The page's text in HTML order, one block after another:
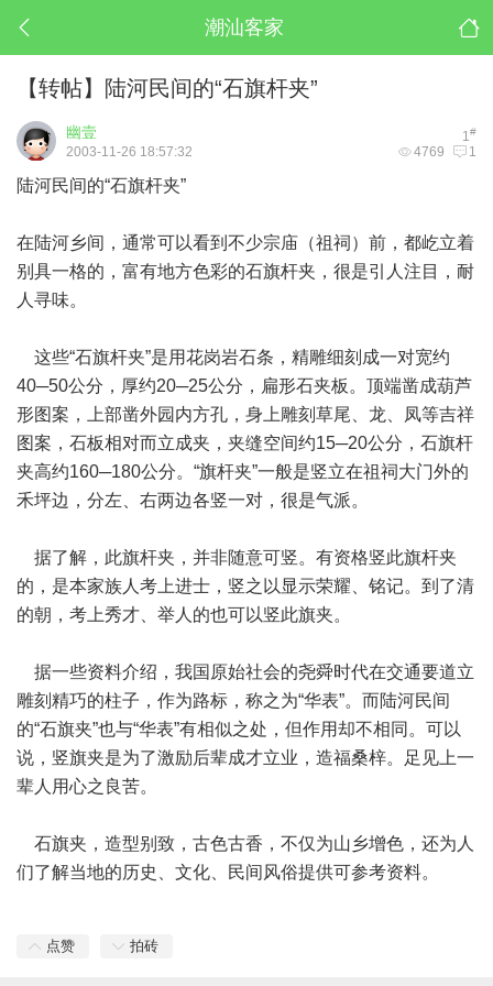
潮汕客家
【转帖】陆河民间的“石旗杆夹”
1#
幽壹
4769 1
2003-11-26 18:57:32
陆河民间的“石旗杆夹”
在陆河乡间，通常可以看到不少宗庙（祖祠）前，都屹立着
别具一格的，富有地方色彩的石旗杆夹，很是引人注目，耐
人寻味。
这些“石旗杆夹”是用花岗岩石条，精雕细刻成一对宽约
40─50公分，厚约20─25公分，扁形石夹板。顶端凿成葫芦
形图案，上部凿外园内方孔，身上雕刻草尾、龙、凤等吉祥
图案，石板相对而立成夹，夹缝空间约15─20公分，石旗杆
夹高约160─180公分。“旗杆夹”一般是竖立在祖祠大门外的
禾坪边，分左、右两边各竖一对，很是气派。
据了解，此旗杆夹，并非随意可竖。有资格竖此旗杆夹
的，是本家族人考上进士，竖之以显示荣耀、铭记。到了清
的朝，考上秀才、举人的也可以竖此旗夹。
据一些资料介绍，我国原始社会的尧舜时代在交通要道立
雕刻精巧的柱子，作为路标，称之为“华表”。而陆河民间
的“石旗夹”也与“华表”有相似之处，但作用却不相同。可以
说，竖旗夹是为了激励后辈成才立业，造福桑梓。足见上一
辈人用心之良苦。
石旗夹，造型别致，古色古香，不仅为山乡增色，还为人
们了解当地的历史、文化、民间风俗提供可参考资料。
点赞 拍砖